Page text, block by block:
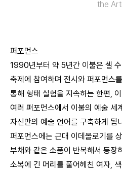
the
퍼포먼스
1990년부터 약 5년간 이불은 셀
축제에 참여하며 전시와 퍼포먼스
통해 형태 실험을 지속하는 한편,
여러 퍼포먼스에서 이불의 예술 세
자신만의 예술 언어를 구축하게 됩
퍼포먼스에는 근대 이데올로기를
부채와 같은 소품이 반복해서 등장
소복에 긴 머리를 풀어헤친 여자,